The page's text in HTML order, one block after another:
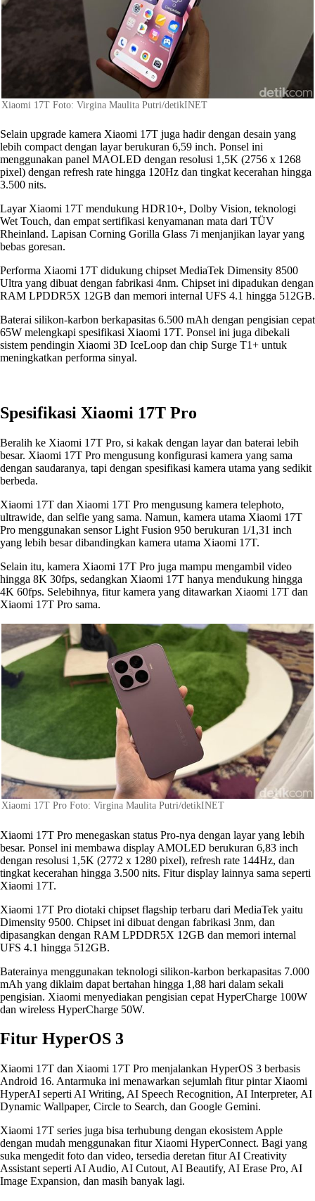
Xiaomi 17T Foto: Virgina Maulita Putri/detikINET
Selain upgrade kamera Xiaomi 17T juga hadir dengan desain yang
lebih compact dengan layar berukuran 6,59 inch. Ponsel ini
menggunakan panel MAOLED dengan resolusi 1,5K (2756 x 1268
pixel) dengan refresh rate hingga 120Hz dan tingkat kecerahan hingga
3.500 nits.
Layar Xiaomi 17T mendukung HDR10+, Dolby Vision, teknologi
Wet Touch, dan empat sertifikasi kenyamanan mata dari TÜV
Rheinland. Lapisan Corning Gorilla Glass 7i menjanjikan layar yang
bebas goresan.
Performa Xiaomi 17T didukung chipset MediaTek Dimensity 8500
Ultra yang dibuat dengan fabrikasi 4nm. Chipset ini dipadukan dengan
RAM LPDDR5X 12GB dan memori internal UFS 4.1 hingga 512GB.
Baterai silikon-karbon berkapasitas 6.500 mAh dengan pengisian cepat
65W melengkapi spesifikasi Xiaomi 17T. Ponsel ini juga dibekali
sistem pendingin Xiaomi 3D IceLoop dan chip Surge T1+ untuk
meningkatkan performa sinyal.
Spesifikasi Xiaomi 17T Pro
Beralih ke Xiaomi 17T Pro, si kakak dengan layar dan baterai lebih
besar. Xiaomi 17T Pro mengusung konfigurasi kamera yang sama
dengan saudaranya, tapi dengan spesifikasi kamera utama yang sedikit
berbeda.
Xiaomi 17T dan Xiaomi 17T Pro mengusung kamera telephoto,
ultrawide, dan selfie yang sama. Namun, kamera utama Xiaomi 17T
Pro menggunakan sensor Light Fusion 950 berukuran 1/1,31 inch
yang lebih besar dibandingkan kamera utama Xiaomi 17T.
Selain itu, kamera Xiaomi 17T Pro juga mampu mengambil video
hingga 8K 30fps, sedangkan Xiaomi 17T hanya mendukung hingga
4K 60fps. Selebihnya, fitur kamera yang ditawarkan Xiaomi 17T dan
Xiaomi 17T Pro sama.
Xiaomi 17T Pro Foto: Virgina Maulita Putri/detikINET
Xiaomi 17T Pro menegaskan status Pro-nya dengan layar yang lebih
besar. Ponsel ini membawa display AMOLED berukuran 6,83 inch
dengan resolusi 1,5K (2772 x 1280 pixel), refresh rate 144Hz, dan
tingkat kecerahan hingga 3.500 nits. Fitur display lainnya sama seperti
Xiaomi 17T.
Xiaomi 17T Pro diotaki chipset flagship terbaru dari MediaTek yaitu
Dimensity 9500. Chipset ini dibuat dengan fabrikasi 3nm, dan
dipasangkan dengan RAM LPDDR5X 12GB dan memori internal
UFS 4.1 hingga 512GB.
Baterainya menggunakan teknologi silikon-karbon berkapasitas 7.000
mAh yang diklaim dapat bertahan hingga 1,88 hari dalam sekali
pengisian. Xiaomi menyediakan pengisian cepat HyperCharge 100W
dan wireless HyperCharge 50W.
Fitur HyperOS 3
Xiaomi 17T dan Xiaomi 17T Pro menjalankan HyperOS 3 berbasis
Android 16. Antarmuka ini menawarkan sejumlah fitur pintar Xiaomi
HyperAI seperti AI Writing, AI Speech Recognition, AI Interpreter, AI
Dynamic Wallpaper, Circle to Search, dan Google Gemini.
Xiaomi 17T series juga bisa terhubung dengan ekosistem Apple
dengan mudah menggunakan fitur Xiaomi HyperConnect. Bagi yang
suka mengedit foto dan video, tersedia deretan fitur AI Creativity
Assistant seperti AI Audio, AI Cutout, AI Beautify, AI Erase Pro, AI
Image Expansion, dan masih banyak lagi.